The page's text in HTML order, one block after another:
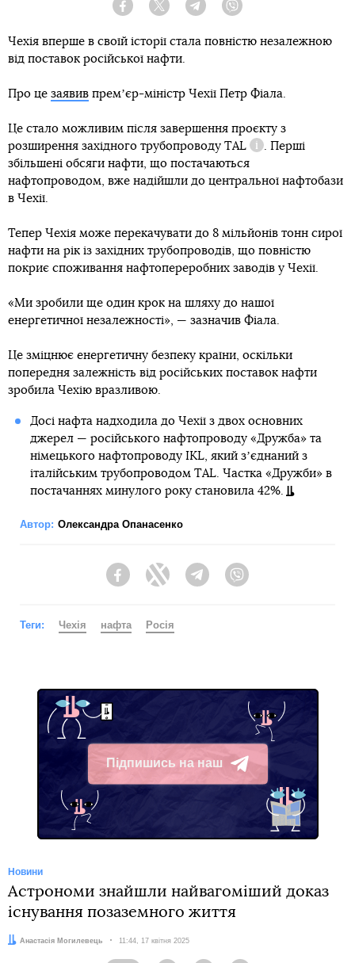
Facebook Twitter Telegram
Чехія вперше в своїй історії стала повністю незалежною
від поставок російської нафти.
Про це заявив премʼєр-міністр Чехії Петр Фіала.
Це стало можливим після завершення проєкту з
розширення західного трубопроводу TAL
Довідка
. Перші
збільшені обсяги нафти, що постачаються
нафтопроводом, вже надійшли до центральної нафтобази
в Чехії.
Тепер Чехія може перекачувати до 8 мільйонів тонн сирої
нафти на рік із західних трубопроводів, що повністю
покриє споживання нафтопереробних заводів у Чехії.
«Ми зробили ще один крок на шляху до нашої
енергетичної незалежності», — зазначив Фіала.
Це зміцнює енергетичну безпеку країни, оскільки
попередня залежність від російських поставок нафти
зробила Чехію вразливою.
Досі нафта надходила до Чехії з двох основних
джерел — російського нафтопроводу «Дружба» та
німецького нафтопроводу IKL, який зʼєднаний з
італійським трубопроводом TAL. Частка «Дружби» в
постачаннях минулого року становила 42%.
Автор: Олександра Опанасенко
FacebookTwitter Telegram
Теги: Чехія нафта Росія
Підпишись на наш
Telegram
Новини
Астрономи знайшли найвагоміший доказ
існування позаземного життя
Автор:
Анастасія Могилевець Дата:
11:44, 17 квітня 2025